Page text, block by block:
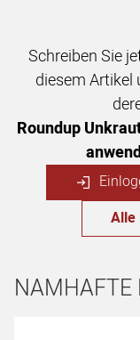
Schreiben Sie
diesem Artikel
Roundup
Alle
NAMHAFTE